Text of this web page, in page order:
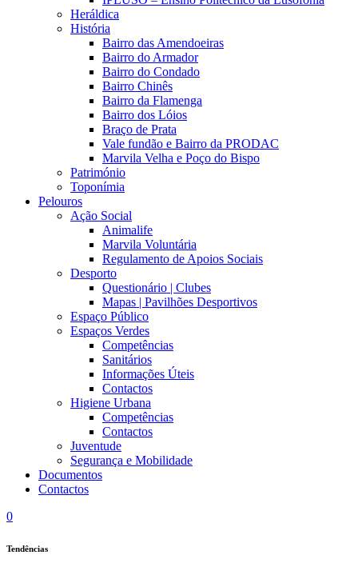
Heráldica
História
Bairro das Amendoeiras
Bairro do Armador
Bairro do Condado
Bairro Chinês
Bairro da Flamenga
Bairro dos Lóios
Braço de Prata
Vale fundão e Bairro da PRODAC
Marvila Velha e Poço do Bispo
Património
Toponímia
Pelouros
Ação Social
Animalife
Marvila Voluntária
Regulamento de Apoios Sociais
Desporto
Questionário | Clubes
Mapas | Pavilhões Desportivos
Espaço Público
Espaços Verdes
Competências
Sanitários
Informações Úteis
Contactos
Higiene Urbana
Competências
Contactos
Juventude
Segurança e Mobilidade
Documentos
Contactos
0
Tendências